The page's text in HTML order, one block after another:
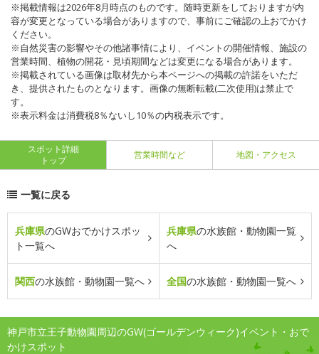
※掲載情報は2026年8月時点のものです。随時更新をしておりますが内
容が変更となっている場合がありますので、事前にご確認の上おでかけ
ください。
※自然災害の影響やその他諸事情により、イベントの開催情報、施設の
営業時間、植物の開花・見頃期間などは変更になる場合があります。
※掲載されている画像は取材先から本ページへの掲載の許諾をいただ
き、提供されたものとなります。画像の無断転載(二次使用)は禁止で
す。
※表示料金は消費税8％ないし10％の内税表示です。
スポット詳細
トップ
営業時間など 地図・アクセス
一覧に戻る
兵庫県のGWおでかけスポッ
ト一覧へ
兵庫県の水族館・動物園一覧
へ
関西の水族館・動物園一覧へ 全国の水族館・動物園一覧へ
神戸市立王子動物園周辺のGW(ゴールデンウィーク)イベント・おで
かけスポット